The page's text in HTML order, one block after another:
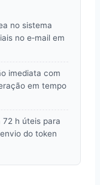
no sistema
no e‑mail em
imediata com
em tempo
72 h úteis para
do token